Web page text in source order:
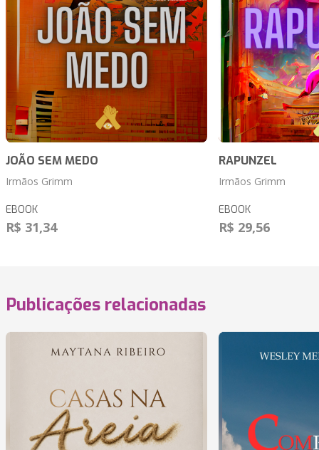
JOÃO SEM MEDO
Irmãos Grimm
EBOOK
R$ 31,34
RAPUNZEL
Irmãos Grimm
EBOOK
R$ 29,56
Publicações relacionadas